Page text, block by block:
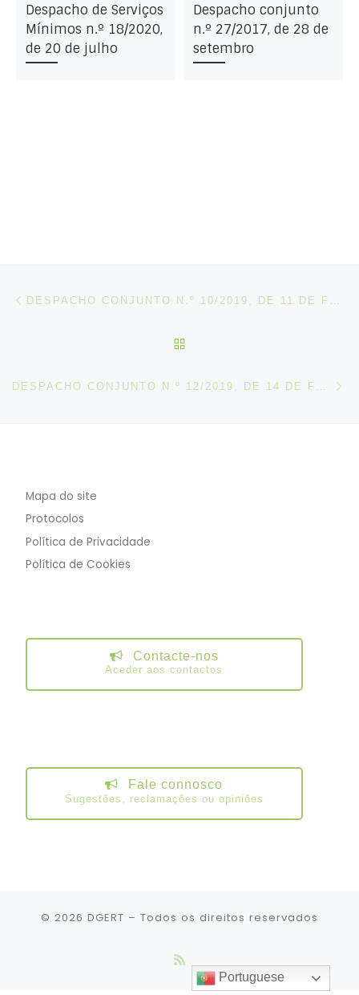
Despacho de Serviços
Mínimos n.º 18/2020,
de 20 de julho
Despacho conjunto
n.º 27/2017, de 28 de
setembro
Post navigation
Mapa do site
Protocolos
Política de Privacidade
Política de Cookies
Contacte-nos
Aceder aos contactos
Fale connosco
Sugestões, reclamações ou opiniões
© 2026 DGERT – Todos os direitos reservados
Portuguese